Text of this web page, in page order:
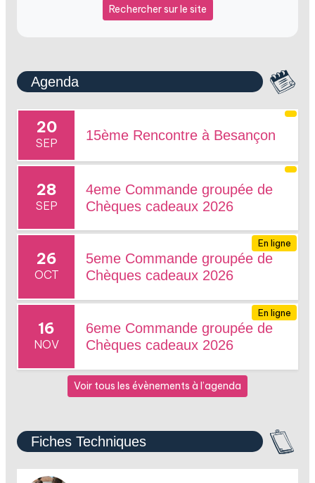
Rechercher sur le site
Agenda
20
SEP 15ème Rencontre à Besançon
28
SEP
4eme Commande groupée de
Chèques cadeaux 2026
26
OCT
5eme Commande groupée de
Chèques cadeaux 2026
En ligne
16
NOV
6eme Commande groupée de
Chèques cadeaux 2026
En ligne
Voir tous les évènements à l’agenda
Fiches Techniques